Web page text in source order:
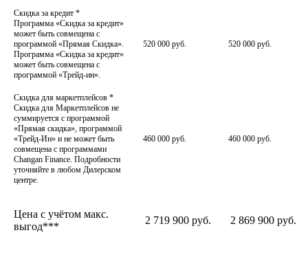
Скидка за кредит *
Программа «Скидка за кредит»
может быть совмещена с
программой «Прямая Скидка».
Программа «Скидка за кредит»
может быть совмещена с
программой «Трейд-ин».
520 000 руб. 520 000 руб.
Скидка для маркетплейсов *
Скидка для Маркетплейсов не
суммируется с программой
«Прямая скидка», программой
«Трейд-Ин» и не может быть
совмещена с программами
Changan Finance. Подробности
уточняйте в любом Дилерском
центре.
460 000 руб. 460 000 руб.
Цена с учётом макс.
выгод***
2 719 900 руб. 2 869 900 руб.